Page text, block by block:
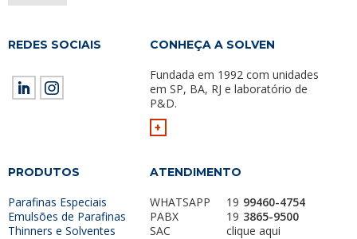
REDES SOCIAIS CONHEÇA A SOLVEN
Fundada em 1992 com unidades
em SP, BA, RJ e laboratório de
P&D.
+
PRODUTOS
Parafinas Especiais
Emulsões de Parafinas
Thinners e Solventes
ATENDIMENTO
WHATSAPP
PABX
SAC
19 99460-4754
19 3865-9500
clique aqui